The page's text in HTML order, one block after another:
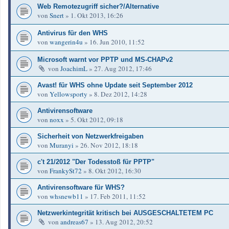
Web Remotezugriff sicher?/Alternative
von Snert» 1. Okt 2013, 16:26
Antivirus für den WHS
von wangerin4u » 16. Jun 2010, 11:52
Microsoft warnt vor PPTP und MS-CHAPv2
von JoachimL» 27. Aug 2012, 17:46
Avast! für WHS ohne Update seit September 2012
von Yellowsporty » 8. Dez 2012, 14:28
Antivirensoftware
von noxx » 5. Okt 2012, 09:18
Sicherheit von Netzwerkfreigaben
von Muranyi » 26. Nov 2012, 18:18
c't 21/2012 "Der Todesstoß für PPTP"
von FrankySt72 » 8. Okt 2012, 16:30
Antivirensoftware für WHS?
von whsnewb11 » 17. Feb 2011, 11:52
Netzwerkintegrität kritisch bei AUSGESCHALTETEM PC
von andreas67 » 13. Aug 2012, 20:52